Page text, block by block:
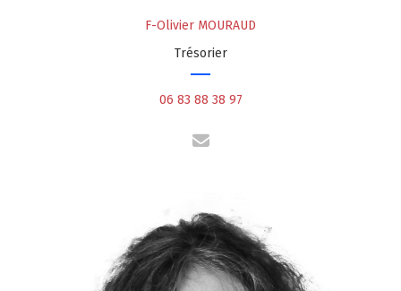
F-Olivier MOURAUD
Trésorier
06 83 88 38 97